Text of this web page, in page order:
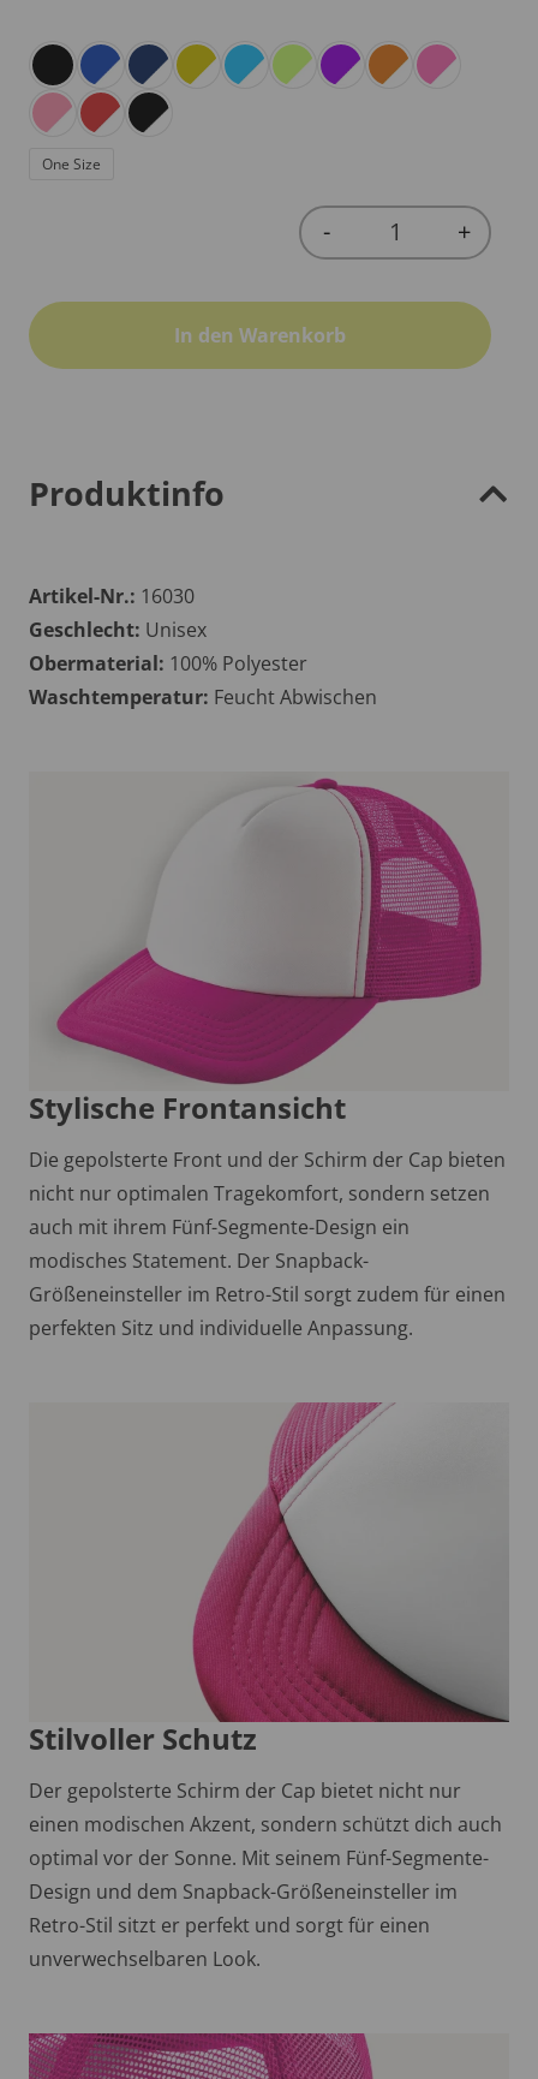
One Size
Quantity
- +
In den Warenkorb
Produktinfo
Artikel-Nr.: 16030
Geschlecht: Unisex
Obermaterial: 100% Polyester
Waschtemperatur: Feucht Abwischen
Stylische Frontansicht
Die gepolsterte Front und der Schirm der Cap bieten
nicht nur optimalen Tragekomfort, sondern setzen
auch mit ihrem Fünf-Segmente-Design ein
modisches Statement. Der Snapback-
Größeneinsteller im Retro-Stil sorgt zudem für einen
perfekten Sitz und individuelle Anpassung.
Stilvoller Schutz
Der gepolsterte Schirm der Cap bietet nicht nur
einen modischen Akzent, sondern schützt dich auch
optimal vor der Sonne. Mit seinem Fünf-Segmente-
Design und dem Snapback-Größeneinsteller im
Retro-Stil sitzt er perfekt und sorgt für einen
unverwechselbaren Look.